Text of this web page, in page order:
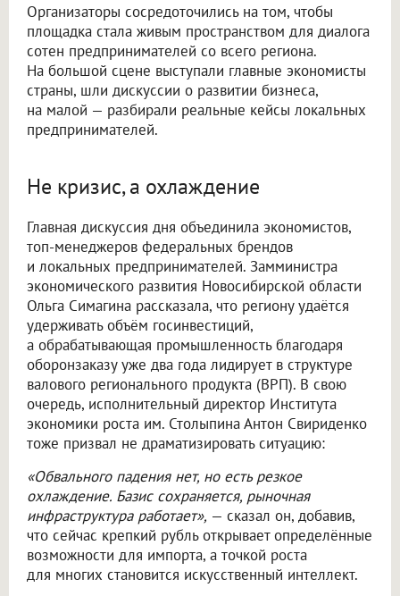
Организаторы сосредоточились на том, чтобы
площадка стала живым пространством для диалога
сотен предпринимателей со всего региона.
На большой сцене выступали главные экономисты
страны, шли дискуссии о развитии бизнеса,
на малой — разбирали реальные кейсы локальных
предпринимателей.
Не кризис, а охлаждение
Главная дискуссия дня объединила экономистов,
топ-менеджеров федеральных брендов
и локальных предпринимателей. Замминистра
экономического развития Новосибирской области
Ольга Симагина рассказала, что региону удаётся
удерживать объём госинвестиций,
а обрабатывающая промышленность благодаря
оборонзаказу уже два года лидирует в структуре
валового регионального продукта (ВРП). В свою
очередь, исполнительный директор Института
экономики роста им. Столыпина Антон Свириденко
тоже призвал не драматизировать ситуацию:
«Обвального падения нет, но есть резкое
охлаждение. Базис сохраняется, рыночная
инфраструктура работает», — сказал он, добавив,
что сейчас крепкий рубль открывает определённые
возможности для импорта, а точкой роста
для многих становится искусственный интеллект.